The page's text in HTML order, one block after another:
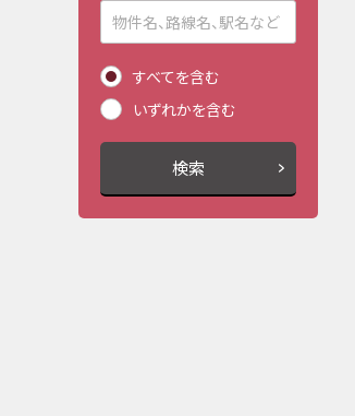
すべてを含む
いずれかを含む
検索